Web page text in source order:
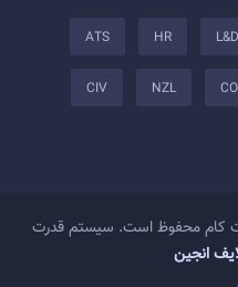
L&D
HR
ATS
NZL
CIV
کام محفوظ است. سیستم قدرت
انجین